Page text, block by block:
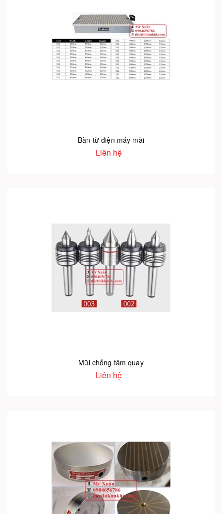
Bàn từ điện máy mài
Liên hệ
Mũi chống tâm quay
Liên hệ